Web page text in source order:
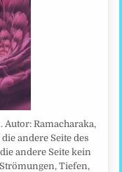
Ramacharaka,
andere Seite des
andere Seite kein
Tiefen,